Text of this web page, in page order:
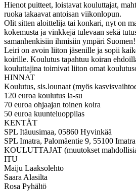
Hienot puitteet, loistavat kouluttajat,
ruoka takaavat antoisan viikonlopun.
Olit sitten aloittelija tai konkari, nyt on
kokemusta ja vinkkejä tulevaan sekä
samanhenkisiin ihmisiin ympäri Suomen!
Leiri on avoin liiton jäsenille ja sopii
koirille. Koulutus tapahtuu koiran
kouluttajina toimivat liiton omat
HINNAT
Koulutus, sis.lounaat (myös
120 euroa koulutus la-su
70 euroa ohjaajan toinen koira
50 euroa kuunteluoppilas
KENTÄT
SPL Itäuusimaa, 05860 Hyvinkää
SPL Imatra, Palomäentie 9, 55100 Imatra
KOULUTTAJAT (muutokset
ITU
Maiju Laaksolehto
Saara Alasilta
Rosa Pyhältö